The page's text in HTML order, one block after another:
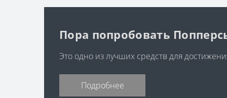
Пора попробовать
Это одно из лучших средств для
Подробнее